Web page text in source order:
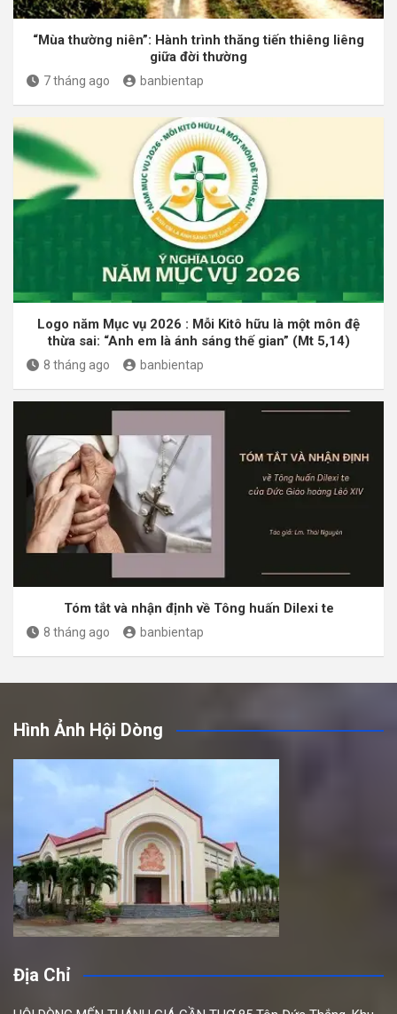
“Mùa thường niên”: Hành trình thăng tiến thiêng liêng
giữa đời thường
7 tháng ago banbientap
Logo năm Mục vụ 2026 : Mỗi Kitô hữu là một môn đệ
thừa sai: “Anh em là ánh sáng thế gian” (Mt 5,14)
8 tháng ago banbientap
Tóm tắt và nhận định về Tông huấn Dilexi te
8 tháng ago banbientap
Hình Ảnh Hội Dòng
Địa Chỉ